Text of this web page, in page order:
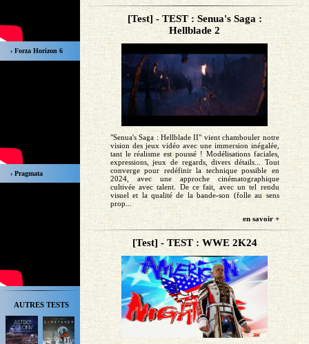
› Forza Horizon 6
› Pragmata
AUTRES TESTS
[Test] - TEST : Senua's Saga :
Hellblade 2
"Senua's Saga : Hellblade II" vient chambouler notre
vision des jeux vidéo avec une immersion inégalée,
tant le réalisme est poussé ! Modélisations faciales,
expressions, jeux de regards, divers détails... Tout
converge pour redéfinir la technique possible en
2024, avec une approche cinématographique
cultivée avec talent. De ce fait, avec un tel rendu
visuel et la qualité de la bande-son (folle au sens
prop...
en savoir +
[Test] - TEST : WWE 2K24